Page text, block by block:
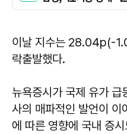
이날 지수는 28.04p(-
락출발했다.
뉴욕증시가 국제 유가 급
사의 매파적인 발언이 이
에 따른 영향에 국내 증